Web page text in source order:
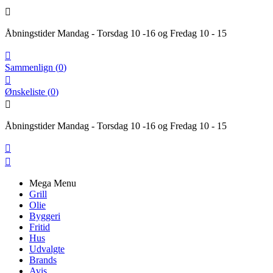

Åbningstider Mandag - Torsdag 10 -16 og Fredag 10 - 15

Sammenlign (0)

Ønskeliste (0)

Åbningstider Mandag - Torsdag 10 -16 og Fredag 10 - 15


Mega Menu
Grill
Olie
Byggeri
Fritid
Hus
Udvalgte
Brands
Avis